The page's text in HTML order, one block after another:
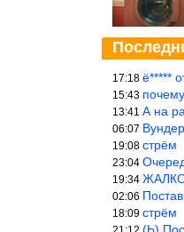
17:18 ё*****
15:43 почему
13:41 А на
06:07 Вундеркинда
19:08 стрём
23:04 Очередная
19:34
02:06 Поставим
18:09 стрём